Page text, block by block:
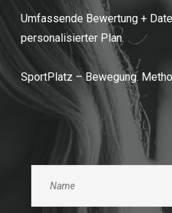
Umfassende Bewertung +
personalisierter Plan.
SportPlatz – Bewegung.